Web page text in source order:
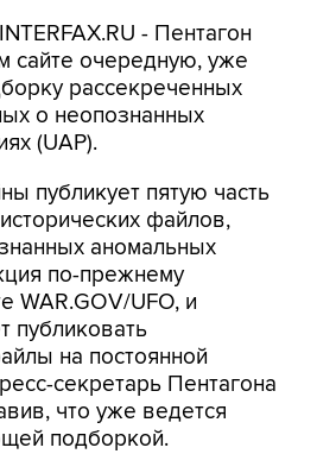
- Пентагон
сайте очередную, уже
рассекреченных
о неопознанных
(UAP).
публикует пятую часть
файлов,
аномальных
по-прежнему
WAR.GOV/UFO, и
публиковать
на постоянной
секретарь Пентагона
что уже ведется
подборкой.